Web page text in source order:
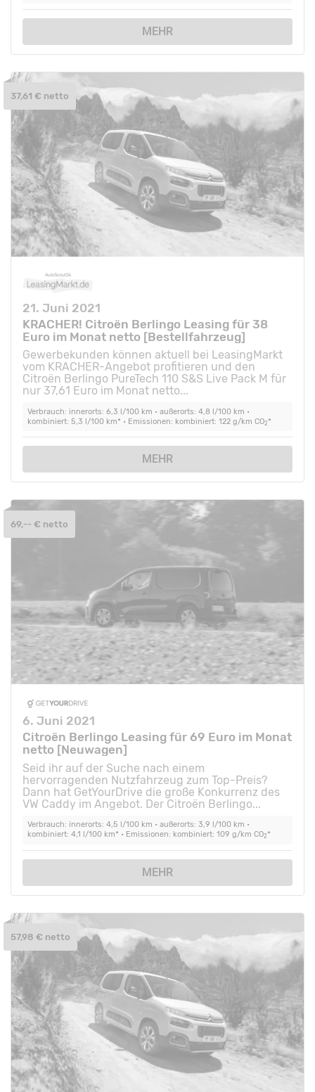
MEHR
21. Juni 2021
KRACHER! Citroën Berlingo Leasing für 38
Euro im Monat netto [Bestellfahrzeug]
Gewerbekunden können aktuell bei LeasingMarkt
vom KRACHER-Angebot profitieren und den
Citroën Berlingo PureTech 110 S&S Live Pack M für
nur 37,61 Euro im Monat netto...
Verbrauch: innerorts: 6,3 l/100 km • außerorts: 4,8 l/100 km •
kombiniert: 5,3 l/100 km* • Emissionen: kombiniert: 122 g/km CO2*
MEHR
37,61 € netto
6. Juni 2021
Citroën Berlingo Leasing für 69 Euro im Monat
netto [Neuwagen]
Seid ihr auf der Suche nach einem
hervorragenden Nutzfahrzeug zum Top-Preis?
Dann hat GetYourDrive die große Konkurrenz des
VW Caddy im Angebot. Der Citroën Berlingo...
Verbrauch: innerorts: 4,5 l/100 km • außerorts: 3,9 l/100 km •
kombiniert: 4,1 l/100 km* • Emissionen: kombiniert: 109 g/km CO2*
MEHR
69,-- € netto
57,98 € netto